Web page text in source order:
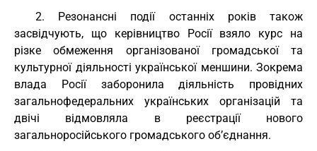
2. Резонансні події останніх років також
засвідчують, що керівництво Росії взяло курс на
різке обмеження організованої громадської та
культурної діяльності української меншини. Зокрема
влада Росії заборонила діяльність провідних
загальнофедеральних українських організацій та
двічі відмовляла в реєстрації нового
загальноросійського громадського об’єднання.